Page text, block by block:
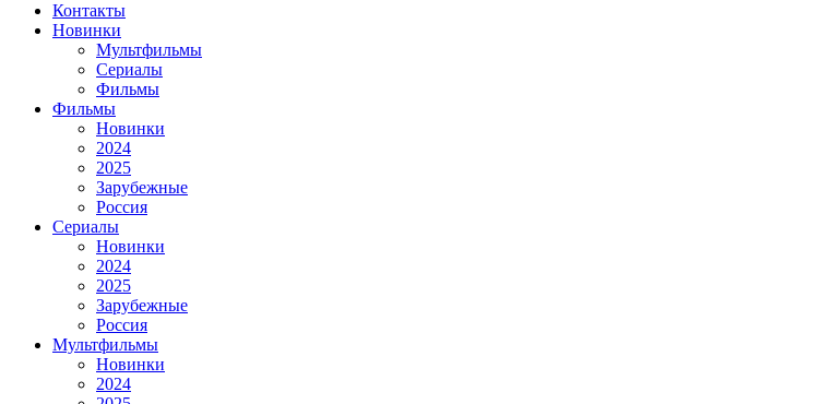
Контакты
Новинки
Мультфильмы
Сериалы
Фильмы
Фильмы
Новинки
2024
2025
Зарубежные
Россия
Сериалы
Новинки
2024
2025
Зарубежные
Россия
Мультфильмы
Новинки
2024